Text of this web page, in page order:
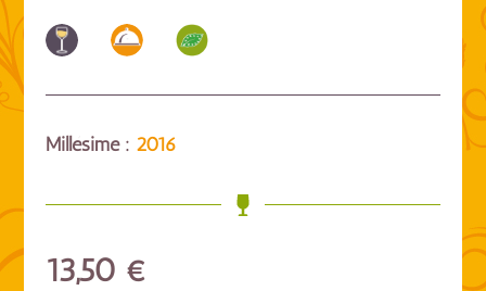
Millésime : 2016
13,50 €